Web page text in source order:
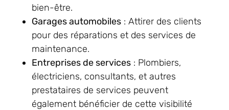
bien-être.
Garages automobiles : Attirer des clients
pour des réparations et des services de
maintenance.
Entreprises de services : Plombiers,
électriciens, consultants, et autres
prestataires de services peuvent
également bénéficier de cette visibilité